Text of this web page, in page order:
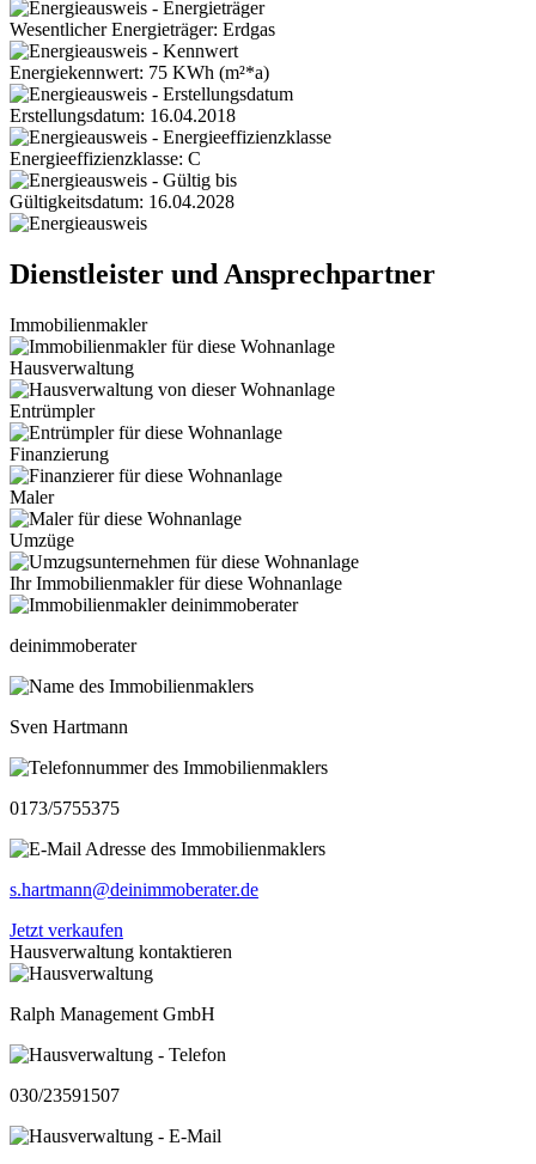
Wesentlicher Energieträger: Erdgas
Energiekennwert: 75 KWh (m²*a)
Erstellungsdatum: 16.04.2018
Energieeffizienzklasse: C
Gültigkeitsdatum: 16.04.2028
Dienstleister und Ansprechpartner
Immobilienmakler
Hausverwaltung
Entrümpler
Finanzierung
Maler
Umzüge
Ihr Immobilienmakler für diese Wohnanlage
deinimmoberater
Sven Hartmann
0173/5755375
s.hartmann@deinimmoberater.de
Jetzt verkaufen
Hausverwaltung kontaktieren
Ralph Management GmbH
030/23591507